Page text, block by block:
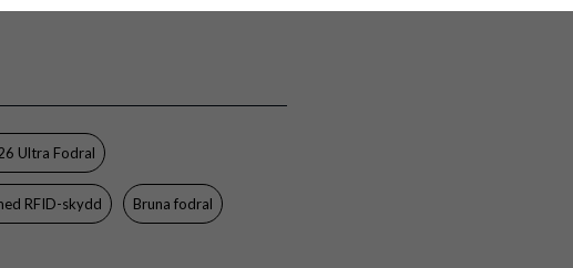
Brun
Ultra Fodral
RFID-skydd Bruna fodral